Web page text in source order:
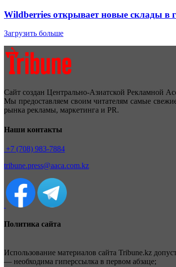
Wildberries открывает новые склады в
Загрузить больше
Сайт создан Центрально-Азиатской Рекламной
Мы предоставляем своим читателям самые
рынка рекламы, маркетинга и PR.
Наши контакты
+7 (708) 983-7884
tribune.press@aaca.com.kz
Политика сайта
Использование материалов сайта Tribune.kz
— необходима гиперссылка в первом абзаце;